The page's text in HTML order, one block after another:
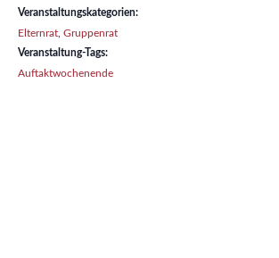
Veranstaltungskategorien:
Elternrat Gruppenrat
Veranstaltung-Tags:
Auftaktwochenende